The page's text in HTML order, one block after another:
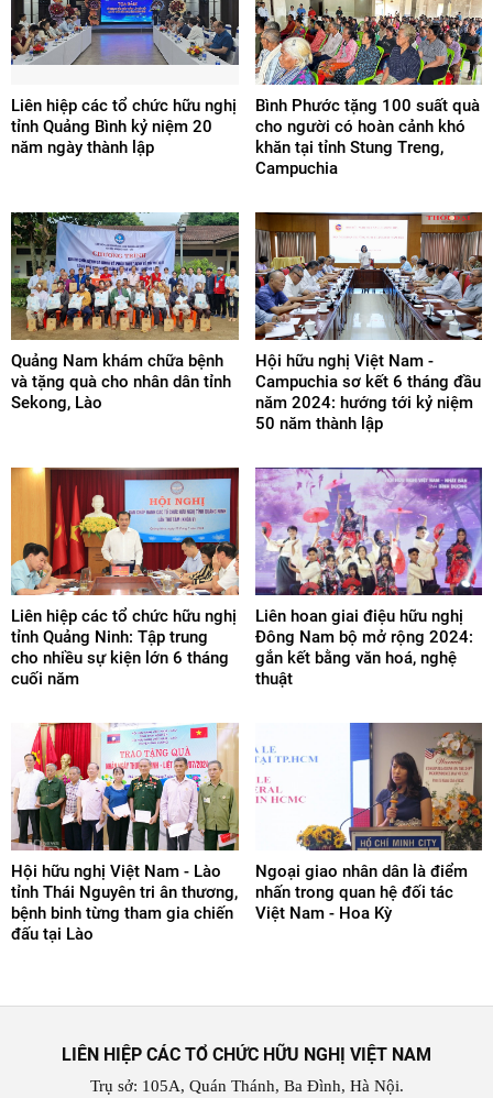
Liên hiệp các tổ chức hữu nghị
tỉnh Quảng Bình kỷ niệm 20
năm ngày thành lập
Bình Phước tặng 100 suất quà
cho người có hoàn cảnh khó
khăn tại tỉnh Stung Treng,
Campuchia
Quảng Nam khám chữa bệnh
và tặng quà cho nhân dân tỉnh
Sekong, Lào
Hội hữu nghị Việt Nam -
Campuchia sơ kết 6 tháng đầu
năm 2024: hướng tới kỷ niệm
50 năm thành lập
Liên hiệp các tổ chức hữu nghị
tỉnh Quảng Ninh: Tập trung
cho nhiều sự kiện lớn 6 tháng
cuối năm
Liên hoan giai điệu hữu nghị
Đông Nam bộ mở rộng 2024:
gắn kết bằng văn hoá, nghệ
thuật
Hội hữu nghị Việt Nam - Lào
tỉnh Thái Nguyên tri ân thương,
bệnh binh từng tham gia chiến
đấu tại Lào
Ngoại giao nhân dân là điểm
nhấn trong quan hệ đối tác
Việt Nam - Hoa Kỳ
LIÊN HIỆP CÁC TỔ CHỨC HỮU NGHỊ VIỆT NAM
Trụ sở: 105A, Quán Thánh, Ba Đình, Hà Nội.